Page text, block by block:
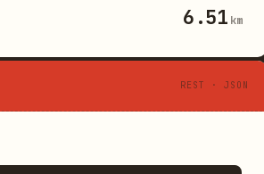
6.51 km
REST · JSON